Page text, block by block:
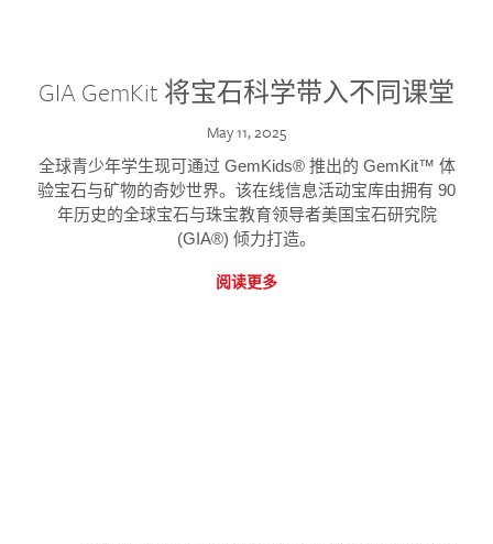
GIA GemKit 将宝石科学带入不同课堂
May 11, 2025
全球青少年学生现可通过 GemKids® 推出的 GemKit™ 体
验宝石与矿物的奇妙世界。该在线信息活动宝库由拥有 90
年历史的全球宝石与珠宝教育领导者美国宝石研究院
(GIA®) 倾力打造。
阅读更多